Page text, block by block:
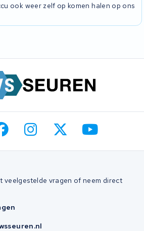
ook weer zelf op komen halen op ons
veelgestelde vragen of neem direct